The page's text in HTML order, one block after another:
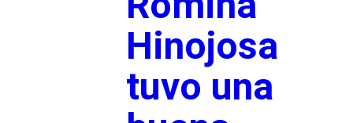
Hinojosa
tuvo una